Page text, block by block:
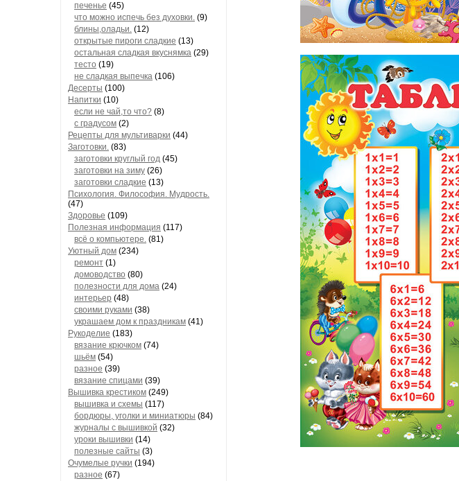
печенье (45)
что можно испечь без духовки. (9)
блины,оладьи. (12)
открытые пироги сладкие (13)
остальная сладкая вкуснямка (29)
тесто (19)
не сладкая выпечка (106)
Десерты (100)
Напитки (10)
если не чай,то что? (8)
с градусом (2)
Рецепты для мультиварки (44)
Заготовки. (83)
заготовки круглый год (45)
заготовки на зиму (26)
заготовки сладкие (13)
Психология. Философия. Мудрость.
(47)
Здоровье (109)
Полезная информация (117)
всё о компьютере. (81)
Уютный дом (234)
ремонт (1)
домоводство (80)
полезности для дома (24)
интерьер (48)
своими руками (38)
украшаем дом к праздникам (41)
Рукоделие (183)
вязание крючком (74)
шьём (54)
разное (39)
вязание спицами (39)
Вышивка крестиком (249)
вышивка и схемы (117)
бордюры, уголки и миниатюры (84)
журналы с вышивкой (32)
уроки вышивки (14)
полезные сайты (3)
Очумелые ручки (194)
разное (67)